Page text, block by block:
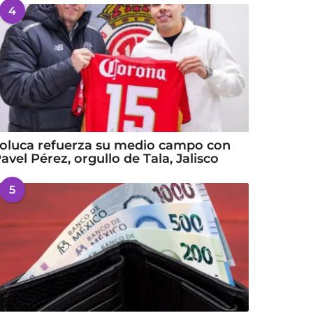
4
refuerza su medio campo con
Pérez, orgullo de Tala, Jalisco
5